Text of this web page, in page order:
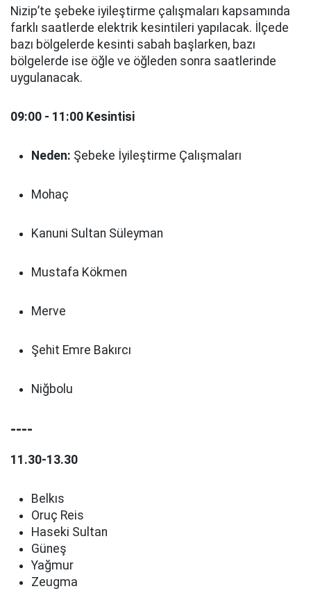
Nizip’te şebeke iyileştirme çalışmaları kapsamında
farklı saatlerde elektrik kesintileri yapılacak. İlçede
bazı bölgelerde kesinti sabah başlarken, bazı
bölgelerde ise öğle ve öğleden sonra saatlerinde
uygulanacak.
09:00 - 11:00 Kesintisi
Neden: Şebeke İyileştirme Çalışmaları
Mohaç
Kanuni Sultan Süleyman
Mustafa Kökmen
Merve
Şehit Emre Bakırcı
Niğbolu
----
11.30-13.30
Belkıs
Oruç Reis
Haseki Sultan
Güneş
Yağmur
Zeugma